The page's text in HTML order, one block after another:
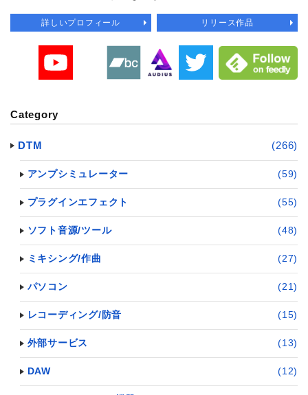
詳しいプロフィール リリース作品
Category
DTM (266)
アンプシミュレーター (59)
プラグインエフェクト (55)
ソフト音源/ツール (48)
ミキシング/作曲 (27)
パソコン (21)
レコーディング/防音 (15)
外部サービス (13)
DAW (12)